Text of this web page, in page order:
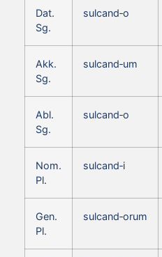
Dat.
Sg.
sulcand‑o
Akk.
Sg.
sulcand‑um
Abl.
Sg.
sulcand‑o
Nom.
Pl.
sulcand‑i
Gen.
Pl.
sulcand‑orum